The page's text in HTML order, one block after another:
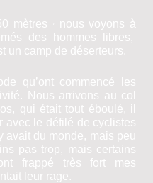
mètres
nous voyons à
des hommes libres,
un camp de déserteurs.
qu’ont commencé les
Nous arrivons au col
qui était tout éboulé, il
avec le défilé de cyclistes
du monde, mais peu
pas trop, mais certains
frappé très fort mes
leur rage.